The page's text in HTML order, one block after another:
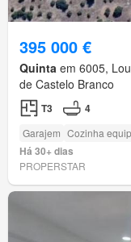
395 000 €
Quinta em 6005,
de Castelo Branco
T3 4
Garajem Cozinha
Há 30+ dias
PROPERSTAR